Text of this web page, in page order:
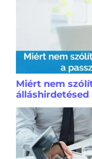
Miért nem
álláshirdetésed